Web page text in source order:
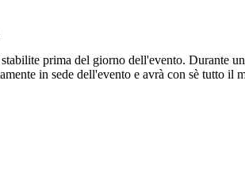
prima del giorno dell'evento. Durante un
in sede dell'evento e avrà con sè tutto il